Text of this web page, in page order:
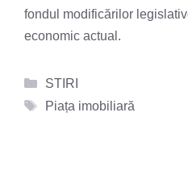
fondul modificărilor
economic actual.
Categorii
STIRI
Etichete
Piața imobiliară